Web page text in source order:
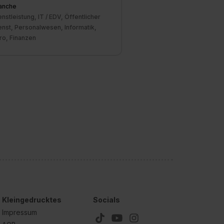
IT / EDV, Öffentlicher
Personalwesen, Informatik,
Finanzen
Kleingedrucktes
Impressum
Socials